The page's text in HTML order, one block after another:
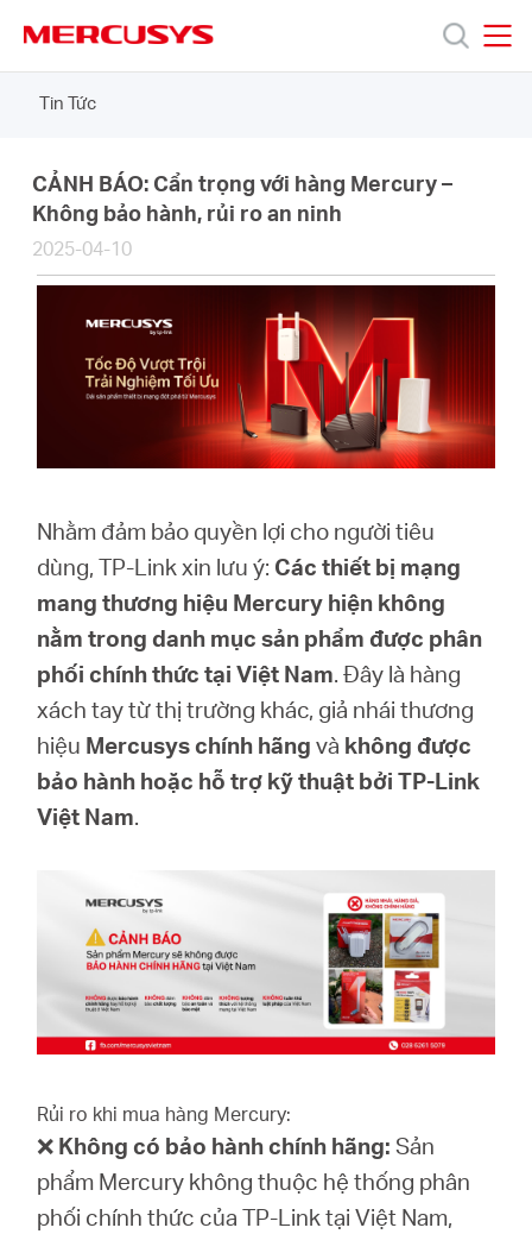
navigation
phẩm
thiệu
eCatalog
Nam
Tin Tức
CẢNH BÁO: Cẩn trọng với hàng Mercury –
Không bảo hành, rủi ro an ninh
2025-04-10
Nhằm đảm bảo quyền lợi cho người tiêu
dùng, TP-Link xin lưu ý: Các thiết bị mạng
mang thương hiệu Mercury hiện không
nằm trong danh mục sản phẩm được phân
phối chính thức tại Việt Nam. Đây là hàng
xách tay từ thị trường khác, giả nhái thương
hiệu Mercusys chính hãng và không được
bảo hành hoặc hỗ trợ kỹ thuật bởi TP-Link
Việt Nam.
Rủi ro khi mua hàng Mercury:
❌ Không có bảo hành chính hãng: Sản
phẩm Mercury không thuộc hệ thống phân
phối chính thức của TP-Link tại Việt Nam,